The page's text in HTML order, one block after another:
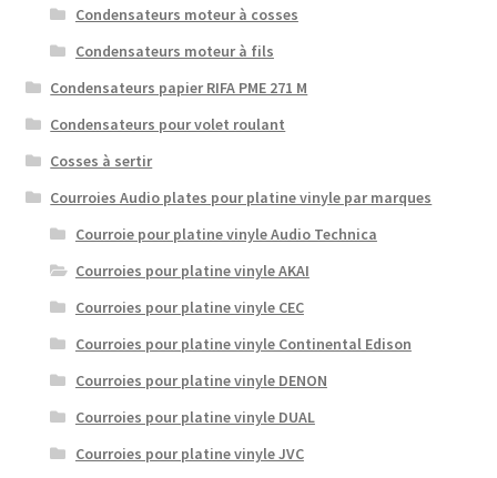
Condensateurs moteur à cosses
Condensateurs moteur à fils
Condensateurs papier RIFA PME 271 M
Condensateurs pour volet roulant
Cosses à sertir
Courroies Audio plates pour platine vinyle par marques
Courroie pour platine vinyle Audio Technica
Courroies pour platine vinyle AKAI
Courroies pour platine vinyle CEC
Courroies pour platine vinyle Continental Edison
Courroies pour platine vinyle DENON
Courroies pour platine vinyle DUAL
Courroies pour platine vinyle JVC